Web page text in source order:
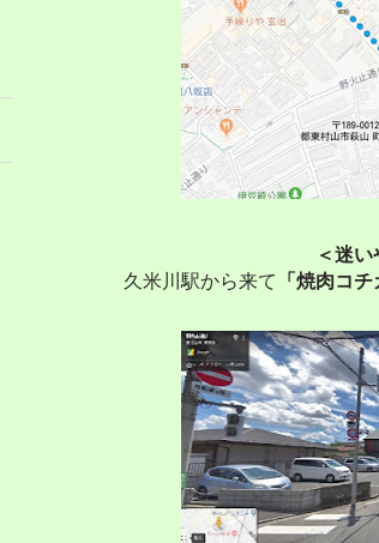
＜迷
久米川駅から来て 「焼肉コチ